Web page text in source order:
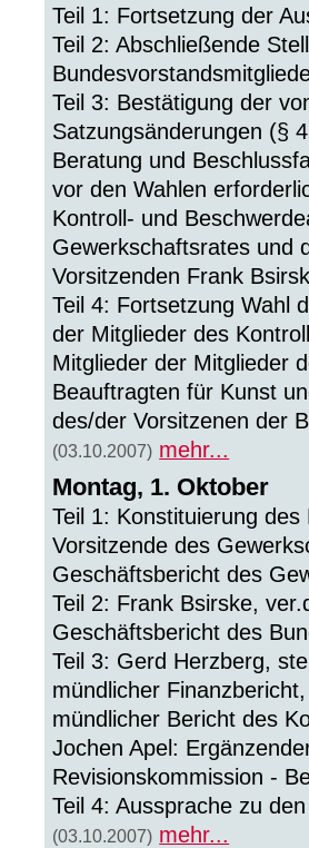
Teil 1: Fortsetzung der
Teil 2: Abschließende
Teil 3: Bestätigung der
Satzungsänderungen (§
Beratung und
vor den Wahlen
Kontroll- und
Gewerkschaftsrates und
Vorsitzenden Frank
Teil 4: Fortsetzung Wahl
der Mitglieder des
Mitglieder der Mitglieder
Beauftragten für Kunst
des/der Vorsitzenen der
(03.10.2007) mehr...
Montag, 1. Oktober
Teil 1: Konstituierung
Vorsitzende des
Geschäftsbericht des
Teil 2: Frank Bsirske,
Geschäftsbericht des
Teil 3: Gerd Herzberg,
mündlicher
mündlicher Bericht des
Jochen Apel:
Revisionskommission -
Teil 4: Aussprache zu
(03.10.2007) mehr...